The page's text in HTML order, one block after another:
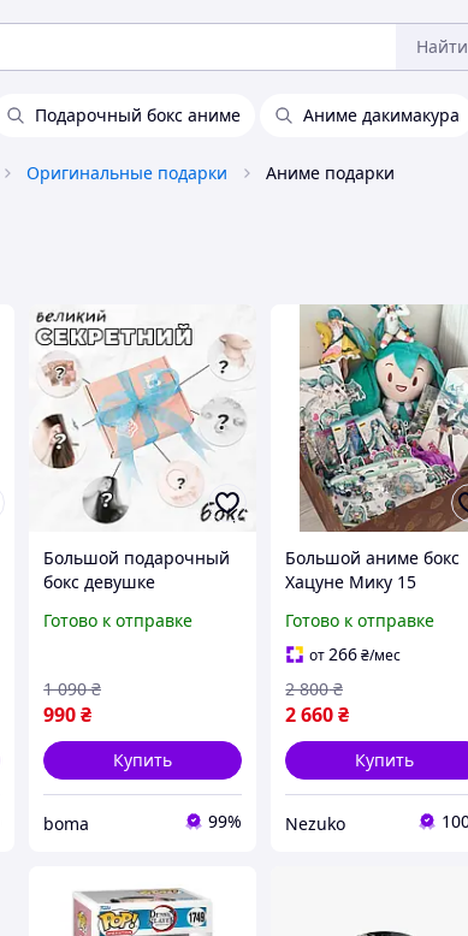
Найти
Подарочный бокс аниме Аниме дакимакура
Оригинальные подарки Аниме подарки
Большой подарочный
бокс девушке
подарок 20 милых
аниме праздничный
Готово к отправке
990₴
1 090 ₴
Купить
boma 99%
Большой аниме бокс
Хацуне Мику 15
на день рождения, IVу
Николаю и праздник
Hatsune Miku
Готово к отправке
от266₴/мес
2 660₴
2 800 ₴
Купить
Nezuko